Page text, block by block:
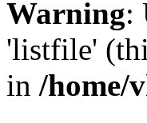
Warning:
'listfile'
in /home/